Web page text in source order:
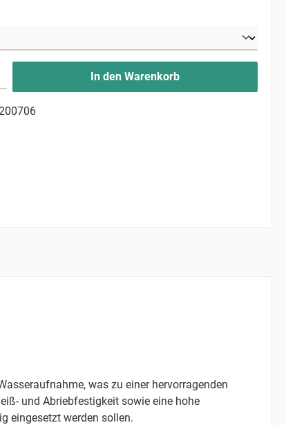
In den Warenkorb
was zu einer hervorragenden
und Abriebfestigkeit sowie eine hohe
eingesetzt werden sollen.